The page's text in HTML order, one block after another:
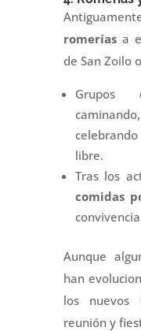
romeríasa
de San Zoilo
Grupos
libre.
Tras los
comidas
Aunque
han
los nuevos
reunión y